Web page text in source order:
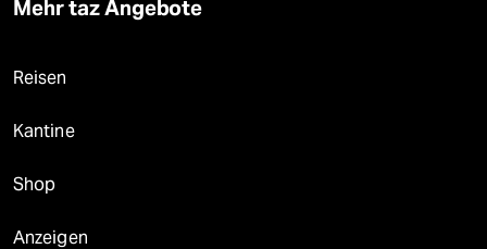
Mehr taz Angebote
Reisen
Kantine
Shop
Anzeigen